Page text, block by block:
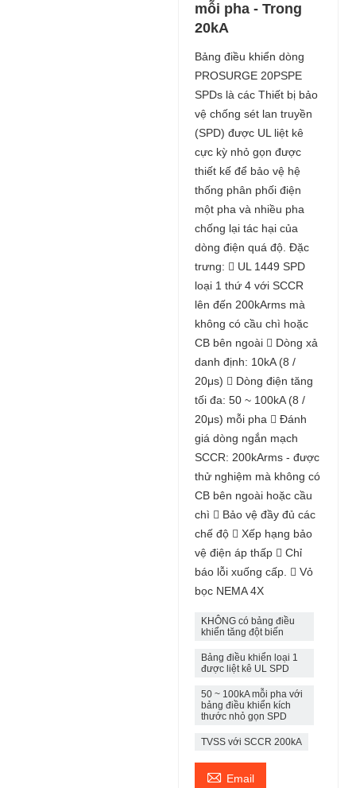
mỗi pha - Trong
20kA
Bảng điều khiển dòng
PROSURGE 20PSPE
SPDs là các Thiết bị bảo
vệ chống sét lan truyền
(SPD) được UL liệt kê
cực kỳ nhỏ gọn được
thiết kế để bảo vệ hệ
thống phân phối điện
một pha và nhiều pha
chống lại tác hại của
dòng điện quá độ. Đặc
trưng:  UL 1449 SPD
loại 1 thứ 4 với SCCR
lên đến 200kArms mà
không có cầu chì hoặc
CB bên ngoài  Dòng xả
danh định: 10kA (8 /
20μs)  Dòng điện tăng
tối đa: 50 ~ 100kA (8 /
20μs) mỗi pha  Đánh
giá dòng ngắn mạch
SCCR: 200kArms - được
thử nghiệm mà không có
CB bên ngoài hoặc cầu
chì  Bảo vệ đầy đủ các
chế độ  Xếp hạng bảo
vệ điện áp thấp  Chỉ
báo lỗi xuống cấp.  Vỏ
bọc NEMA 4X
KHÔNG có bảng điều
khiển tăng đột biến
Bảng điều khiển loại 1
được liệt kê UL SPD
50 ~ 100kA mỗi pha với
bảng điều khiển kích
thước nhỏ gọn SPD
TVSS với SCCR 200kA
 Email